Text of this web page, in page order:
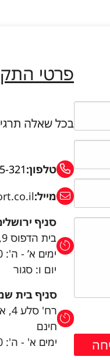
פרטי
בכל שאלה
טלפון:321
מייל:
סניף
בית הדפוס 9, גבעת שאול, ירושלים - חניה חינם
ימים א’ - ה': 9:00-19:00.
יום ו: סגור
סניף בית
חינם
ימים א' - ה': 9:00-14:00